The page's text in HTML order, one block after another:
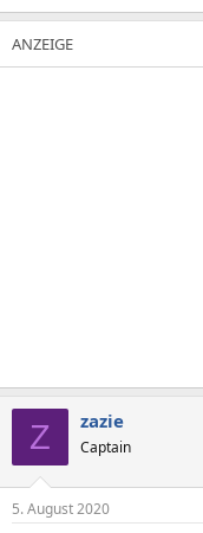
Z zazie
Captain
5. August 2020